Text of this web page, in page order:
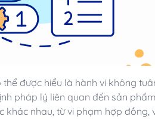
được hiểu là hành vi không
pháp lý liên quan đến sản
khác nhau, từ vi phạm hợp